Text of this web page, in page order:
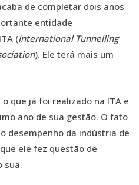
de completar dois anos
entidade
(International Tunnelling
). Ele terá mais um
que já foi realizado na ITA e
ano de sua gestão. O fato
desempenho da indústria de
ele fez questão de
sua.